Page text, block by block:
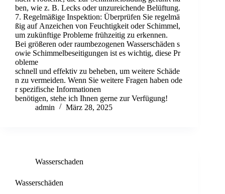
ben, wie z. B. Lecks oder unzureichende Belüftung.
7. Regelmäßige Inspektion: Überprüfen Sie regelmä
ßig auf Anzeichen von Feuchtigkeit oder Schimmel,
um zukünftige Probleme frühzeitig zu erkennen.
Bei größeren oder raumbezogenen Wasserschäden s
owie Schimmelbeseitigungen ist es wichtig, diese Pr
obleme
schnell und effektiv zu beheben, um weitere Schäde
n zu vermeiden. Wenn Sie weitere Fragen haben ode
r spezifische Informationen
benötigen, stehe ich Ihnen gerne zur Verfügung!
admin
März 28, 2025
Wasserschaden
Wasserschäden